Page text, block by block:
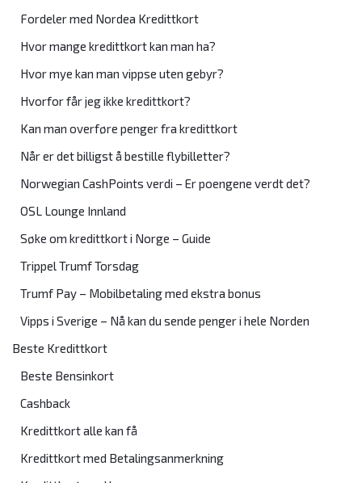
Fordeler med Nordea Kredittkort
Hvor mange kredittkort kan man ha?
Hvor mye kan man vippse uten gebyr?
Hvorfor får jeg ikke kredittkort?
Kan man overføre penger fra kredittkort
Når er det billigst å bestille flybilletter?
Norwegian CashPoints verdi – Er poengene verdt det?
OSL Lounge Innland
Søke om kredittkort i Norge – Guide
Trippel Trumf Torsdag
Trumf Pay – Mobilbetaling med ekstra bonus
Vipps i Sverige – Nå kan du sende penger i hele Norden
Beste Kredittkort
Beste Bensinkort
Cashback
Kredittkort alle kan få
Kredittkort med Betalingsanmerkning